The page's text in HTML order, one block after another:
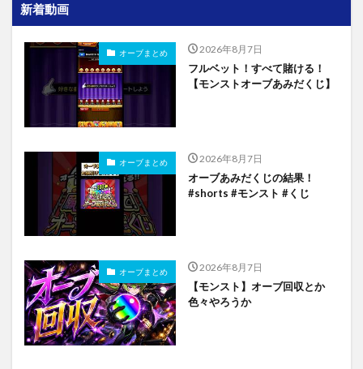
新着動画
オーブまとめ 2026年8月7日
フルベット！すべて賭ける！
【モンストオーブあみだくじ】
オーブまとめ 2026年8月7日
オーブあみだくじの結果！
#shorts #モンスト #くじ
オーブまとめ 2026年8月7日
【モンスト】オーブ回収とか
色々やろうか